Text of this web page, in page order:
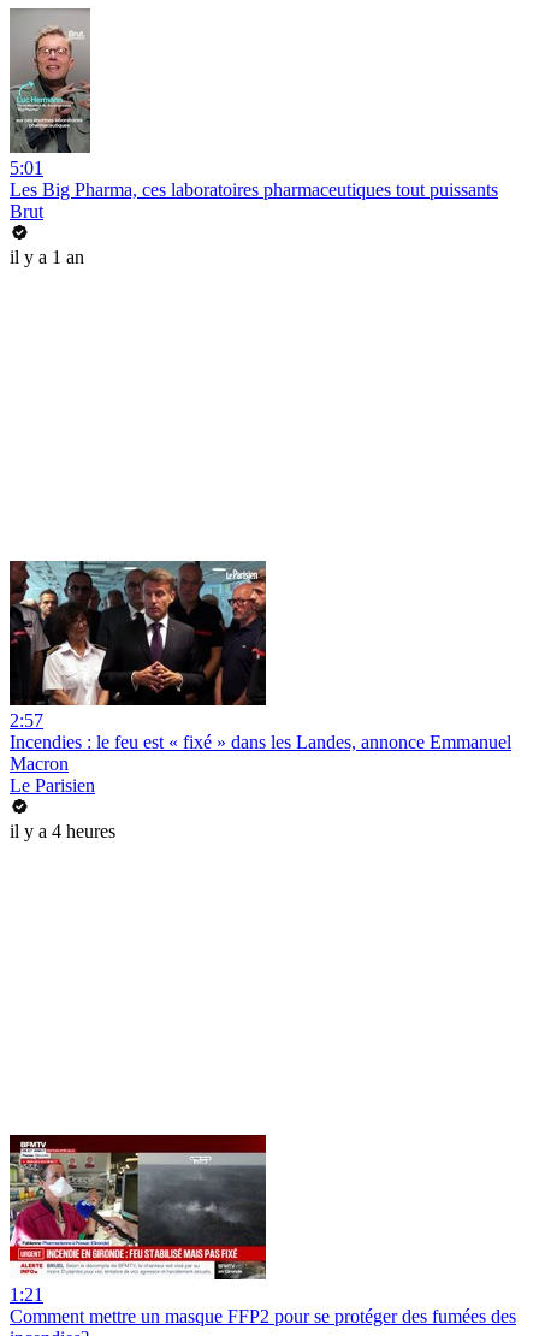
5:01
Les Big Pharma, ces laboratoires pharmaceutiques tout puissants
Brut
il y a 1 an
2:57
Incendies : le feu est « fixé » dans les Landes, annonce Emmanuel
Macron
Le Parisien
il y a 4 heures
1:21
Comment mettre un masque FFP2 pour se protéger des fumées des